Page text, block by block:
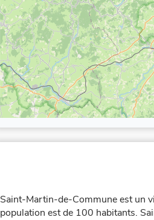
Saint-Martin-de-Commune est un
population est de 100 habitants.